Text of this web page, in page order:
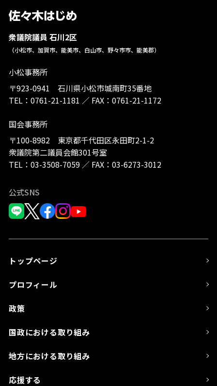
衆議院議員 石川2区
（小松市、加賀市、能美市、白山市、野々市市、能美郡）
小松事務所
〒923-0941 石川県小松市城南町35番地
TEL： 0761-21-1181 ／ FAX：0761-21-1172
国会事務所
〒100-8982 東京都千代田区永田町2-1-2
衆議院第二議員会館301号室
TEL： 03-3508-7059／ FAX：03-6273-3012
公式SNS
トップページ
プロフィール
政策
国政における取り組み
地方における取り組み
応援する